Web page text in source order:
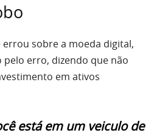
sobre a moeda digital,
pelo erro, dizendo que não
em ativos
está em um veiculo de